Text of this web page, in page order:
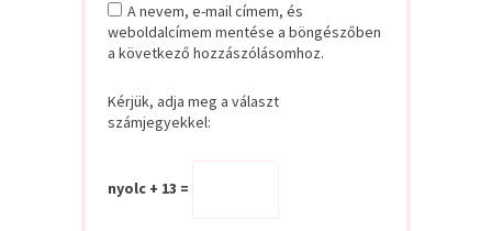
A nevem, e-mail címem, és
weboldalcímem mentése a böngészőben
a következő hozzászólásomhoz.
Kérjük, adja meg a választ
számjegyekkel:
nyolc + 13 =